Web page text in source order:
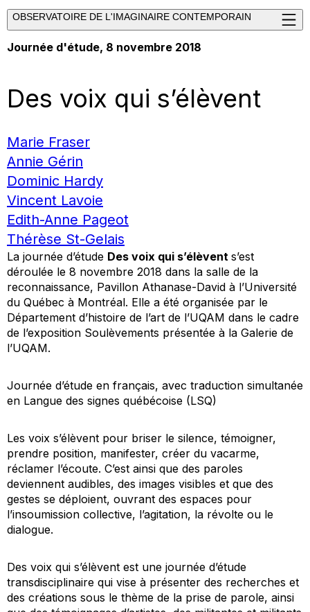
OBSERVATOIRE DE L'IMAGINAIRE CONTEMPORAIN
Journée d'étude, 8 novembre 2018
Des voix qui s’élèvent
Marie Fraser
Annie Gérin
Dominic Hardy
Vincent Lavoie
Edith-Anne Pageot
Thérèse St-Gelais
La journée d’étude Des voix qui s’élèvent s’est
déroulée le 8 novembre 2018 dans la salle de la
reconnaissance, Pavillon Athanase-David à l’Université
du Québec à Montréal. Elle a été organisée par le
Département d’histoire de l’art de l’UQAM dans le cadre
de l’exposition Soulèvements présentée à la Galerie de
l’UQAM.
Journée d’étude en français, avec traduction simultanée
en Langue des signes québécoise (LSQ)
Les voix s’élèvent pour briser le silence, témoigner,
prendre position, manifester, créer du vacarme,
réclamer l’écoute. C’est ainsi que des paroles
deviennent audibles, des images visibles et que des
gestes se déploient, ouvrant des espaces pour
l’insoumission collective, l’agitation, la révolte ou le
dialogue.
Des voix qui s’élèvent est une journée d’étude
transdisciplinaire qui vise à présenter des recherches et
des créations sous le thème de la prise de parole, ainsi